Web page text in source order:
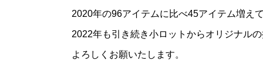
2020年の96アイテムに比べ45アイテム増え
2022年も引き続き小ロットからオリジナル
よろしくお願いたします。